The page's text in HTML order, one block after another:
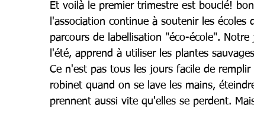
Et voilà le premier trimestre est bouclé!
l'association continue à soutenir les
parcours de labellisation "éco-école".
l'été, apprend à utiliser les plantes
Ce n'est pas tous les jours facile de
robinet quand on se lave les mains,
prennent aussi vite qu'elles se perdent.